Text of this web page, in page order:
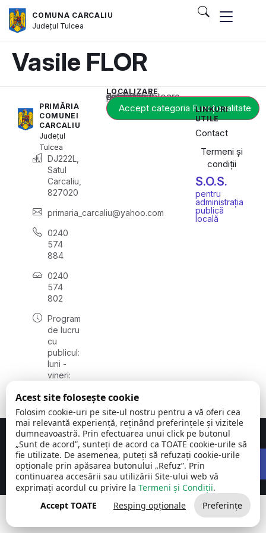
COMUNA CARCALIU
Județul Tulcea
Vasile FLOR
PRIMĂRIA
COMUNEI
CARCALIU
Județul
Tulcea
DJ222L,
Satul
Carcaliu,
827020
primaria_carcaliu@yahoo.com
0240
574
884
0240
574
802
Program
de lucru
cu
publicul:
luni -
vineri:
16:00
LOCALIZARE
Acest conținut este blocat până când acceptați categoria corespunzătoare de cookie-uri.
Accept categoria Funcționalitate
LINKURI
UTILE
Contact
Termeni și
condiții
S.O.S.
pentru
administrația
publică
locală
Comuna Carcaliu | județul
Tulcea
©
2026
Toate drepturile
rezervate
Concept realizat deBig Media Relații Publice SRL
Acest site folosește cookie
Folosim cookie-uri pe site-ul nostru pentru a vă oferi cea
mai relevantă experiență, reținând preferințele și vizitele
dumneavoastră. Prin efectuarea unui click pe butonul
„Sunt de acord”, sunteți de acord ca TOATE cookie-urile să
fie utilizate. De asemenea, puteți să refuzați cookie-urile
opționale prin apăsarea butonului „Refuz”. Prin
continuarea accesării sau utilizării Site-ului web vă
exprimați acordul cu privire la Termeni și Condiții.
Accept TOATE
Resping opționale Preferințe